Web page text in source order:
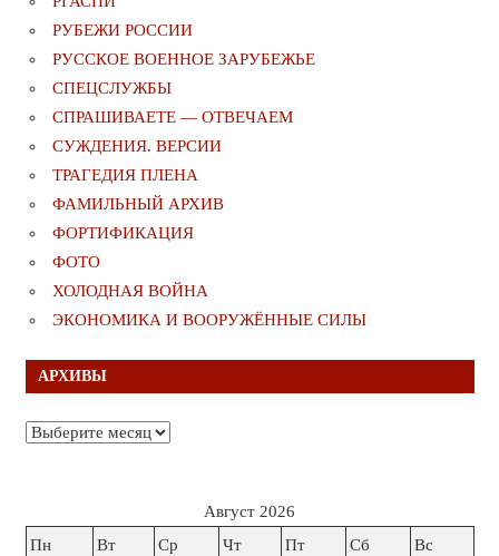
РУБЕЖИ РОССИИ
РУССКОЕ ВОЕННОЕ ЗАРУБЕЖЬЕ
СПЕЦСЛУЖБЫ
СПРАШИВАЕТЕ — ОТВЕЧАЕМ
СУЖДЕНИЯ. ВЕРСИИ
ТРАГЕДИЯ ПЛЕНА
ФАМИЛЬНЫЙ АРХИВ
ФОРТИФИКАЦИЯ
ФОТО
ХОЛОДНАЯ ВОЙНА
ЭКОНОМИКА И ВООРУЖЁННЫЕ СИЛЫ
АРХИВЫ
Архивы
Август 2026
Пн
Вт Ср Чт Пт Сб Вс